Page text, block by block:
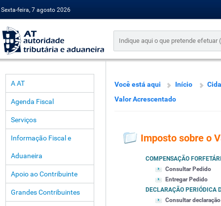
Sexta-feira, 7 agosto 2026
A AT
Agenda Fiscal
Serviços
Informação Fiscal e
Aduaneira
Apoio ao Contribuinte
Grandes Contribuintes
Você está aqui Início
Valor Acrescentado
Imposto sobre o
COMPENSAÇÃO
Consultar Pedido
Entregar Pedido
DECLARAÇÃO PERIÓDICA
Consultar declaração